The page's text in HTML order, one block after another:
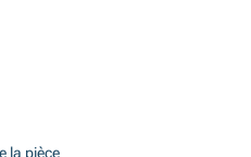
la pièce